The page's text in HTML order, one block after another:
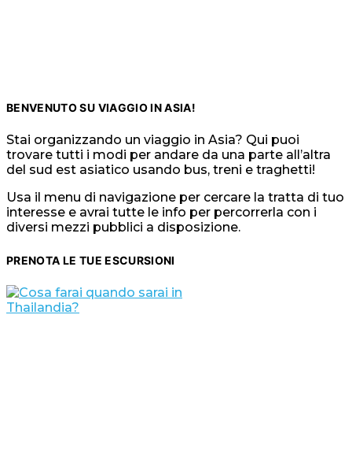
BENVENUTO SU VIAGGIO IN ASIA!
Stai organizzando un viaggio in Asia? Qui puoi
trovare tutti i modi per andare da una parte all’altra
del sud est asiatico usando bus, treni e traghetti!
Usa il menu di navigazione per cercare la tratta di tuo
interesse e avrai tutte le info per percorrerla con i
diversi mezzi pubblici a disposizione.
PRENOTA LE TUE ESCURSIONI